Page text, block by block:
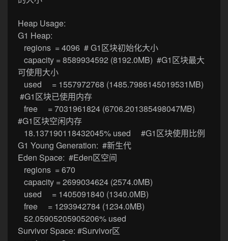
Heap Usage:
G1 Heap:
regions = 4096 # G1区块初始化大小
capacity = 8589934592 (8192.0MB) #G1区块最大
可使用大小
used = 1557972768 (1485.7986145019531MB)
#G1区块已使用内存
free = 7031961824 (6706.201385498047MB)
#G1区块空闲内存
18.137190118432045% used #G1区块使用比例
G1 Young Generation: #新生代
Eden Space: #Eden区空间
regions = 670
capacity = 2699034624 (2574.0MB)
used = 1405091840 (1340.0MB)
free = 1293942784 (1234.0MB)
52.05905205905206% used
Survivor Space: #Survivor区